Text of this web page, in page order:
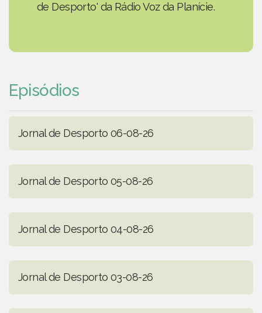
de Desporto' da Rádio Voz da Planície.
Episódios
Jornal de Desporto 06-08-26
Jornal de Desporto 05-08-26
Jornal de Desporto 04-08-26
Jornal de Desporto 03-08-26